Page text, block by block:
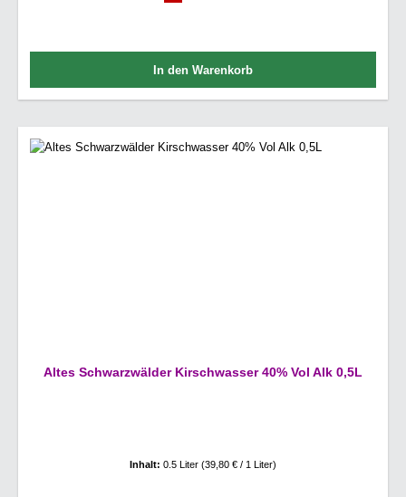
In den Warenkorb
Altes Schwarzwälder Kirschwasser 40% Vol Alk 0,5L
Inhalt: 0.5 Liter (39,80 € / 1 Liter)